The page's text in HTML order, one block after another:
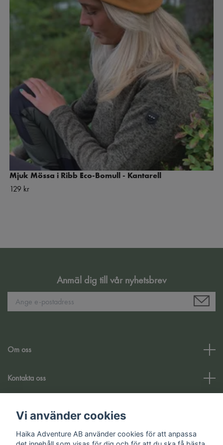
Mjuk Mössa i Ribb Eco-Bomull - Kantarell
129 kr
Anmäl dig till vår nyhetsbrev
Om oss
Kontakta oss
Sociale medier
Vi använder cookies
Haika Adventure AB använder cookies för att anpassa